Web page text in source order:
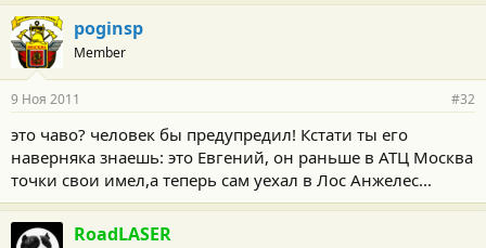
poginsp
Member
9 Ноя 2011 #32
это чаво? человек бы предупредил! Кстати ты его
наверняка знаешь: это Евгений, он раньше в АТЦ Москва
точки свои имел,а теперь сам уехал в Лос Анжелес...
RoadLASER